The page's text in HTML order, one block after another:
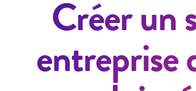
Créer un
entreprise